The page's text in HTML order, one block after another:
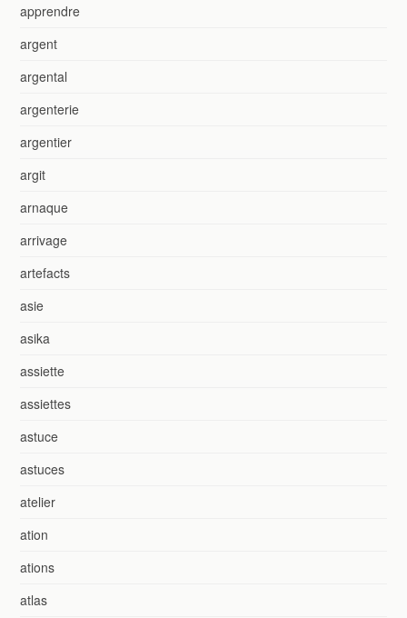
apprendre
argent
argental
argenterie
argentier
argit
arnaque
arrivage
artefacts
asie
asika
assiette
assiettes
astuce
astuces
atelier
ation
ations
atlas